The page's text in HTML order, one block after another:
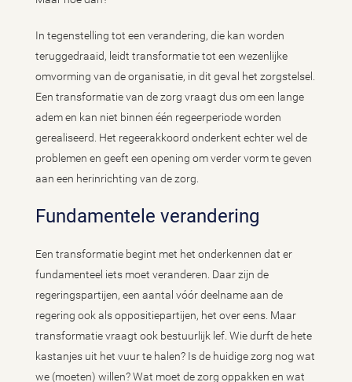
In tegenstelling tot een verandering, die kan worden
teruggedraaid, leidt transformatie tot een wezenlijke
omvorming van de organisatie, in dit geval het zorgstelsel.
Een transformatie van de zorg vraagt dus om een lange
adem en kan niet binnen één regeerperiode worden
gerealiseerd. Het regeerakkoord onderkent echter wel de
problemen en geeft een opening om verder vorm te geven
aan een herinrichting van de zorg.
Fundamentele verandering
Een transformatie begint met het onderkennen dat er
fundamenteel iets moet veranderen. Daar zijn de
regeringspartijen, een aantal vóór deelname aan de
regering ook als oppositiepartijen, het over eens. Maar
transformatie vraagt ook bestuurlijk lef. Wie durft de hete
kastanjes uit het vuur te halen? Is de huidige zorg nog wat
we (moeten) willen? Wat moet de zorg oppakken en wat